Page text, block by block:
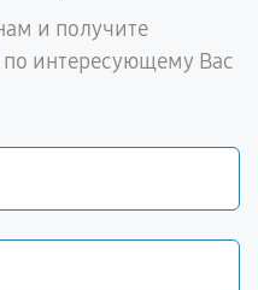
и получите
интересующему Вас